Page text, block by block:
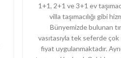
1+1, 2+1 ve 3+1 ev
villa taşımacılığı gibi
Bünyemizde bulunan
vasıtasıyla tek seferde çok
fiyat uygulanmaktadır.